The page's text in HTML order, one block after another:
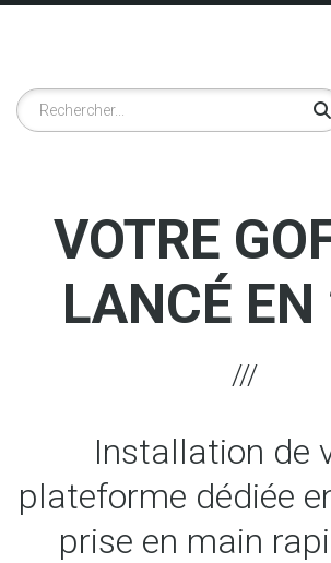
Rechercher
VOTRE
LANCÉ
Installation de
plateforme dédiée
prise en main